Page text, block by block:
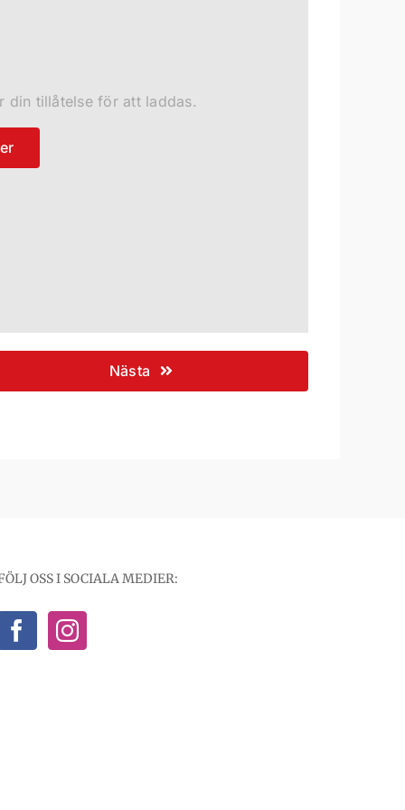
din tillåtelse för att laddas.
Nästa
OSS I SOCIALA MEDIER: